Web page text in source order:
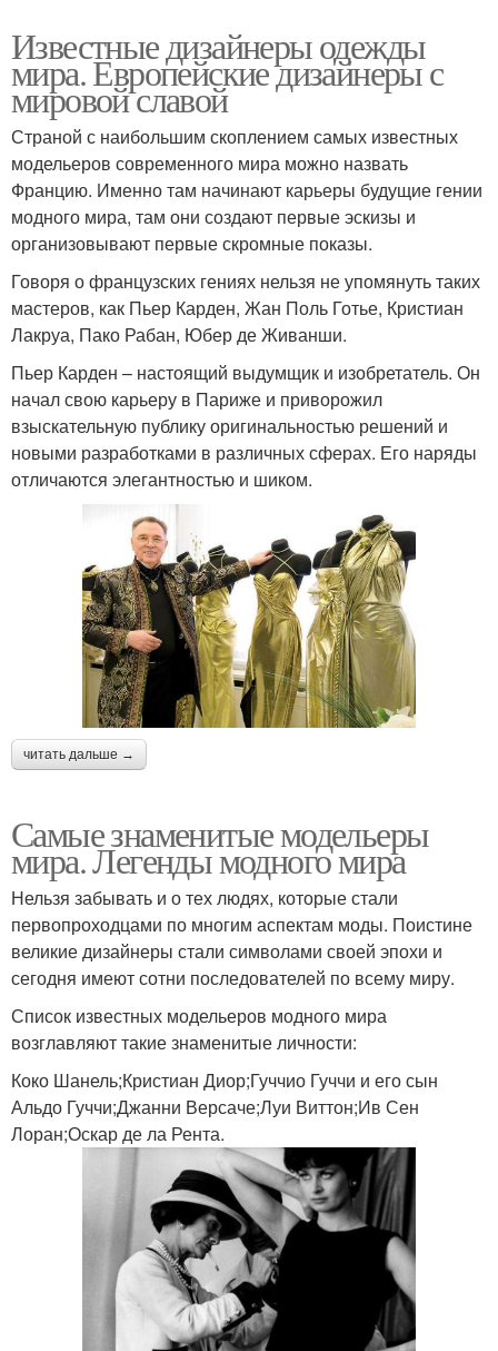
Известные дизайнеры одежды
мира. Европейские дизайнеры с
мировой славой
Страной с наибольшим скоплением самых известных
модельеров современного мира можно назвать
Францию. Именно там начинают карьеры будущие гении
модного мира, там они создают первые эскизы и
организовывают первые скромные показы.
Говоря о французских гениях нельзя не упомянуть таких
мастеров, как Пьер Карден, Жан Поль Готье, Кристиан
Лакруа, Пако Рабан, Юбер де Живанши.
Пьер Карден – настоящий выдумщик и изобретатель. Он
начал свою карьеру в Париже и приворожил
взыскательную публику оригинальностью решений и
новыми разработками в различных сферах. Его наряды
отличаются элегантностью и шиком.
читать дальше →
Самые знаменитые модельеры
мира. Легенды модного мира
Нельзя забывать и о тех людях, которые стали
первопроходцами по многим аспектам моды. Поистине
великие дизайнеры стали символами своей эпохи и
сегодня имеют сотни последователей по всему миру.
Список известных модельеров модного мира
возглавляют такие знаменитые личности:
Коко Шанель;Кристиан Диор;Гуччио Гуччи и его сын
Альдо Гуччи;Джанни Версаче;Луи Виттон;Ив Сен
Лоран;Оскар де ла Рента.